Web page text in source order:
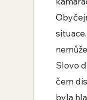
Slovo
čem
byla